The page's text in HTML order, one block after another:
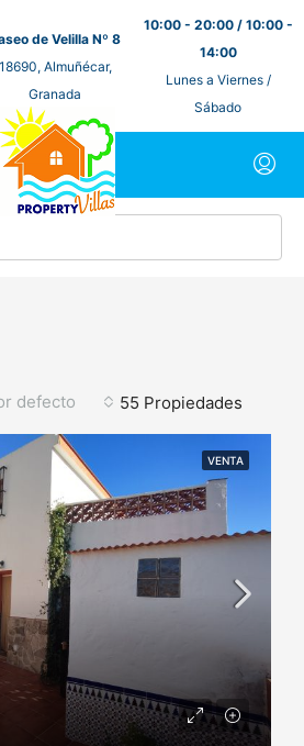
de Velilla Nº 8
18690, Almuñécar,
Granada
10:00 - 20:00 / 10:00 -
14:00
Lunes a Viernes /
Sábado
55 Propiedades
defecto
VENTA